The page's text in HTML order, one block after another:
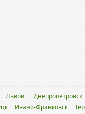
Львов Днепропетровск
Ивано-Франковск